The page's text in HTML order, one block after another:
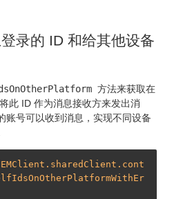
录的 ID 和给其他设备
方法来获取在
此 ID 作为消息接收方来发出消
账号可以收到消息，实现不同设备